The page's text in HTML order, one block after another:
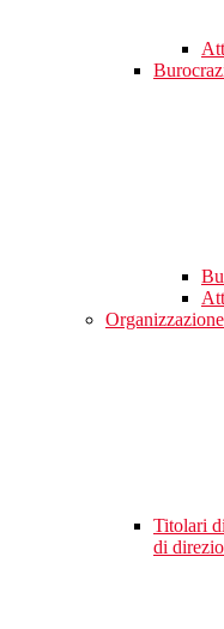
Organizzazione
Titolari
di